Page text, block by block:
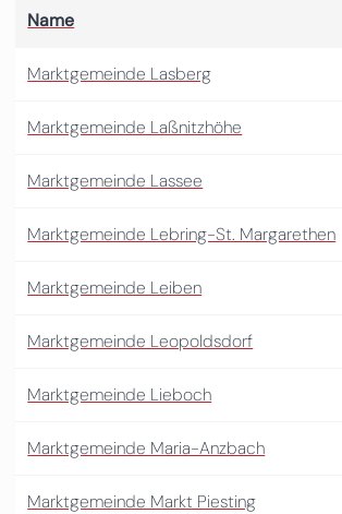
Name
Marktgemeinde Lasberg
Marktgemeinde Laßnitzhöhe
Marktgemeinde Lassee
Marktgemeinde Lebring-St. Margarethen
Marktgemeinde Leiben
Marktgemeinde Leopoldsdorf
Marktgemeinde Lieboch
Marktgemeinde Maria-Anzbach
Marktgemeinde Markt Piesting